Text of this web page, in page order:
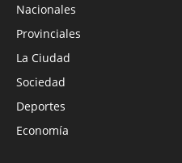
Nacionales
Provinciales
La Ciudad
Sociedad
Deportes
Economía